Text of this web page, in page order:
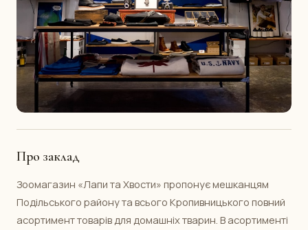
Про заклад
Зоомагазин «Лапи та Хвости» пропонує мешканцям
Подільського району та всього Кропивницького повний
асортимент товарів для домашніх тварин. В асортименті